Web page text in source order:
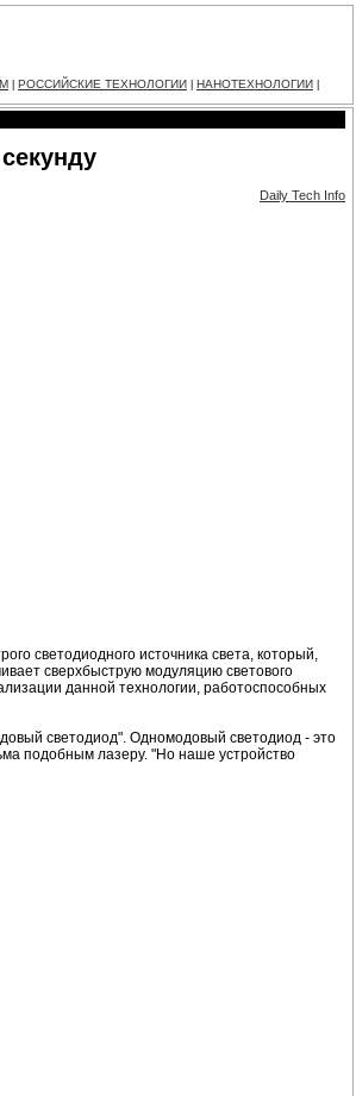
РОССИЙСКИЕ ТЕХНОЛОГИИ НАНОТЕХНОЛОГИИ
Daily Tech Info
светодиодного источника света, который,
сверхбыструю модуляцию светового
данной технологии, работоспособных
светодиод". Одномодовый светодиод - это
подобным лазеру. "Но наше устройство